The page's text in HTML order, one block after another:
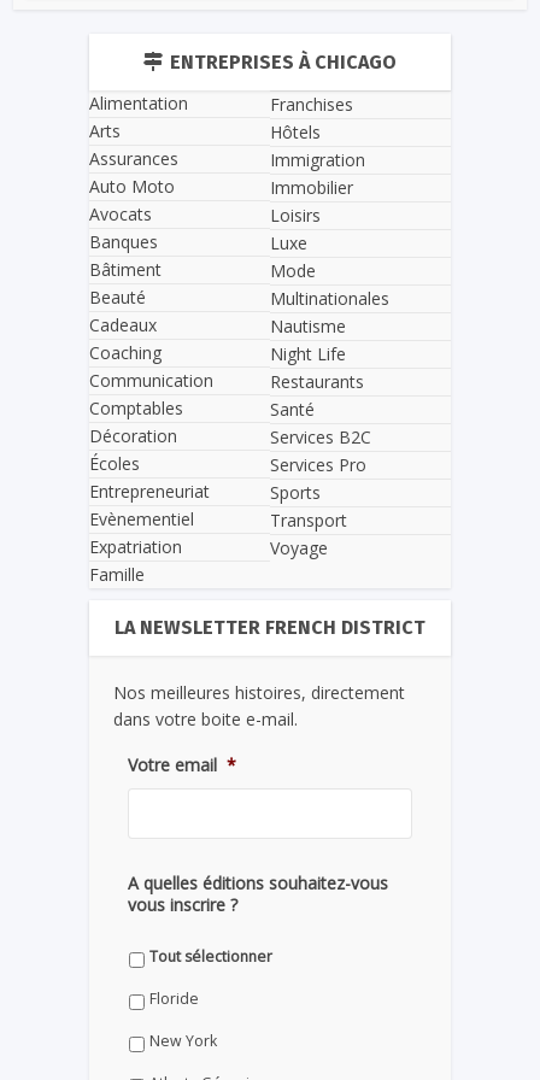
ENTREPRISES À CHICAGO
Alimentation
Arts
Assurances
Auto Moto
Avocats
Banques
Bâtiment
Beauté
Cadeaux
Coaching
Communication
Comptables
Décoration
Écoles
Entrepreneuriat
Evènementiel
Expatriation
Famille
Franchises
Hôtels
Immigration
Immobilier
Loisirs
Luxe
Mode
Multinationales
Nautisme
Night Life
Restaurants
Santé
Services B2C
Services Pro
Sports
Transport
Voyage
LA NEWSLETTER FRENCH DISTRICT
Nos meilleures histoires, directement
dans votre boite e-mail.
Votre email *
A quelles éditions souhaitez-vous
vous inscrire ?
Tout sélectionner
Floride
New York